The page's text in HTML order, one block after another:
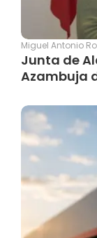
Miguel Antonio
Junta de
Azambuja